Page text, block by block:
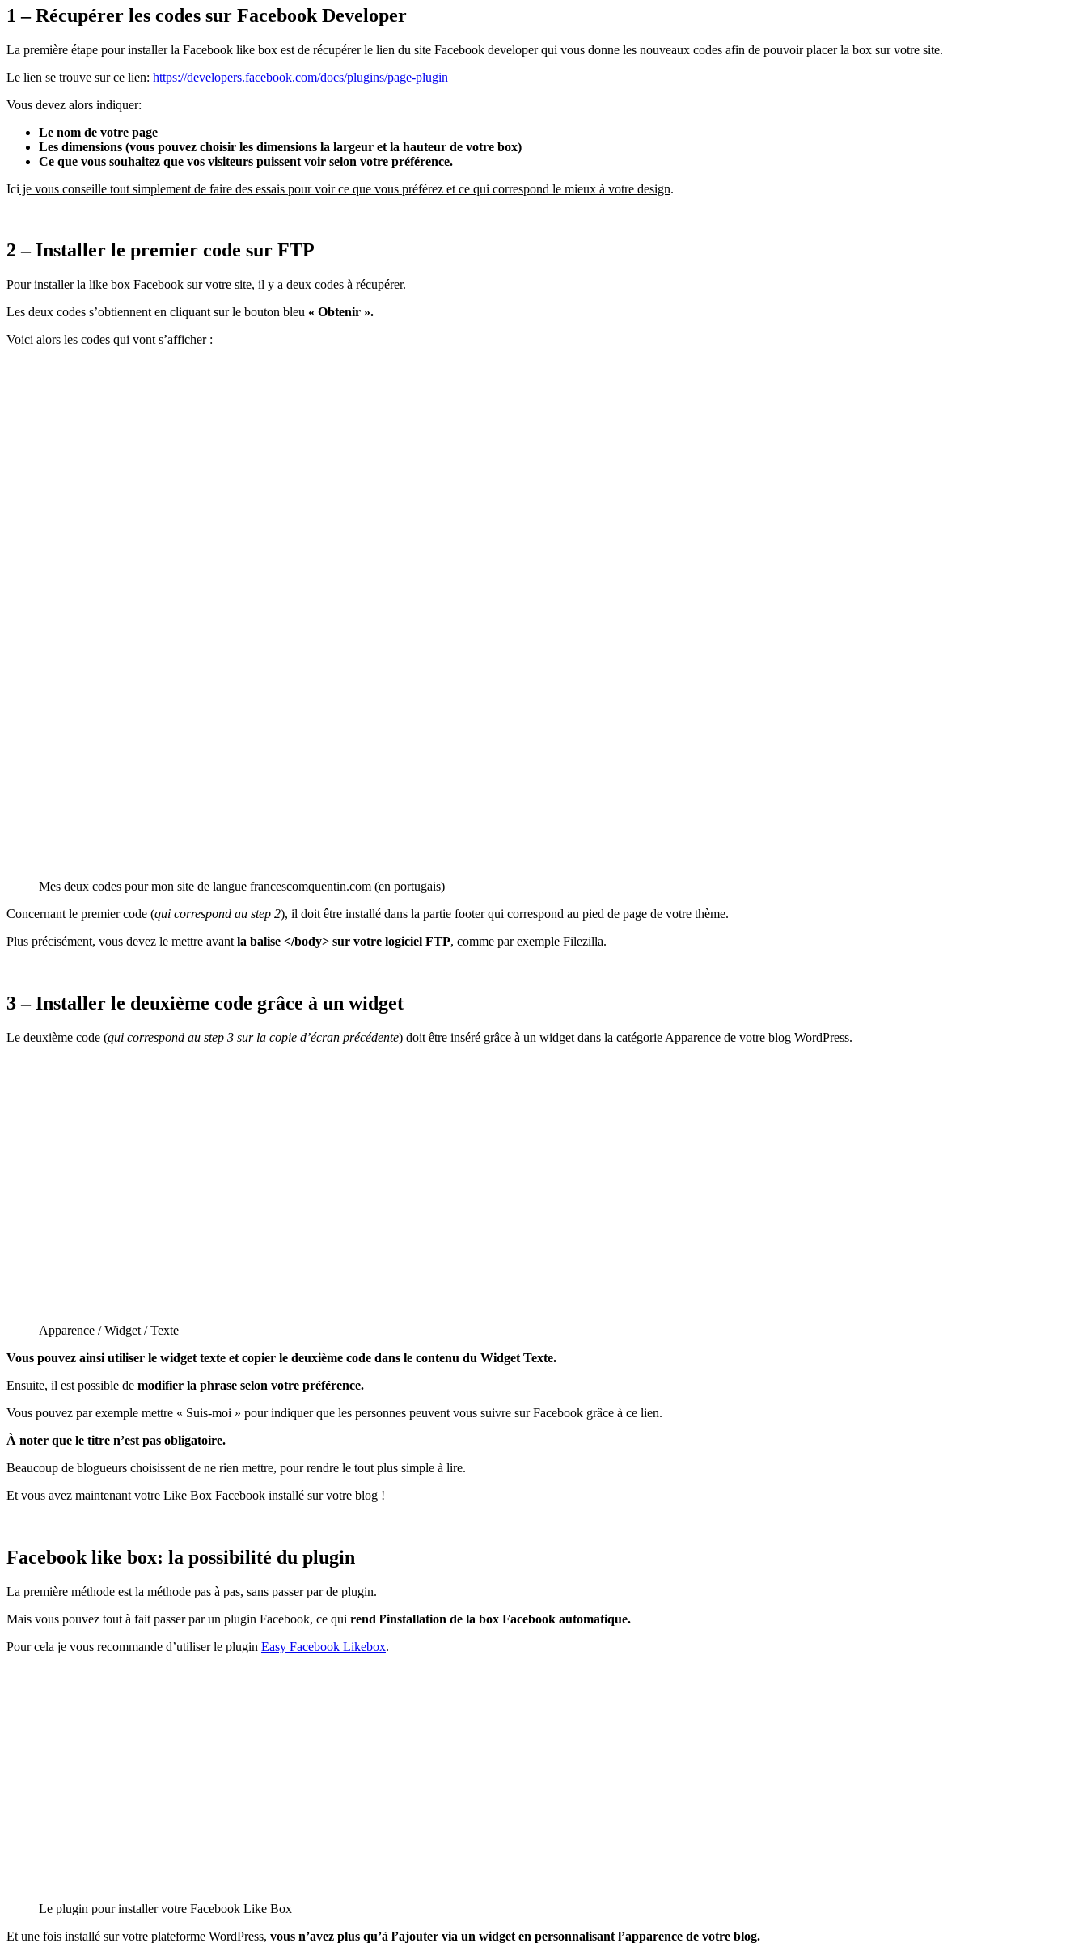
1 – Récupérer les codes sur Facebook Developer
La première étape pour installer la Facebook like box est de récupérer le lien du site Facebook developer qui vous donne les nouveaux codes afin de pouvoir placer la box sur votre site.
Le lien se trouve sur ce lien: https://developers.facebook.com/docs/plugins/page-plugin
Vous devez alors indiquer:
Le nom de votre page
Les dimensions (vous pouvez choisir les dimensions la largeur et la hauteur de votre box)
Ce que vous souhaitez que vos visiteurs puissent voir selon votre préférence.
Ici je vous conseille tout simplement de faire des essais pour voir ce que vous préférez et ce qui correspond le mieux à votre design.
2 – Installer le premier code sur FTP
Pour installer la like box Facebook sur votre site, il y a deux codes à récupérer.
Les deux codes s’obtiennent en cliquant sur le bouton bleu « Obtenir ».
Voici alors les codes qui vont s’afficher :
Mes deux codes pour mon site de langue francescomquentin.com (en portugais)
Concernant le premier code (qui correspond au step 2), il doit être installé dans la partie footer qui correspond au pied de page de votre thème.
Plus précisément, vous devez le mettre avant la balise </body> sur votre logiciel FTP, comme par exemple Filezilla.
3 – Installer le deuxième code grâce à un widget
Le deuxième code (qui correspond au step 3 sur la copie d’écran précédente) doit être inséré grâce à un widget dans la catégorie Apparence de votre blog WordPress.
Apparence / Widget / Texte
Vous pouvez ainsi utiliser le widget texte et copier le deuxième code dans le contenu du Widget Texte.
Ensuite, il est possible de modifier la phrase selon votre préférence.
Vous pouvez par exemple mettre « Suis-moi » pour indiquer que les personnes peuvent vous suivre sur Facebook grâce à ce lien.
À noter que le titre n’est pas obligatoire.
Beaucoup de blogueurs choisissent de ne rien mettre, pour rendre le tout plus simple à lire.
Et vous avez maintenant votre Like Box Facebook installé sur votre blog !
Facebook like box: la possibilité du plugin
La première méthode est la méthode pas à pas, sans passer par de plugin.
Mais vous pouvez tout à fait passer par un plugin Facebook, ce qui rend l’installation de la box Facebook automatique.
Pour cela je vous recommande d’utiliser le plugin Easy Facebook Likebox.
Le plugin pour installer votre Facebook Like Box
Et une fois installé sur votre plateforme WordPress, vous n’avez plus qu’à l’ajouter via un widget en personnalisant l’apparence de votre blog.